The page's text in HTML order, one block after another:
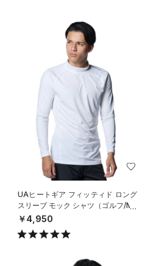
UAヒートギア フィッティド ロング
スリーブ モック シャツ（ゴルフ/ME
N）
￥4,950